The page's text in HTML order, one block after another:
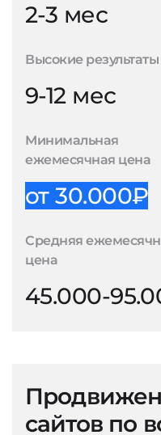
2-3 мес
Высокие результаты
9-12 мес
Минимальная
ежемесячная цена
от 30.000₽
Средняя
цена
45.000-
сайтов по